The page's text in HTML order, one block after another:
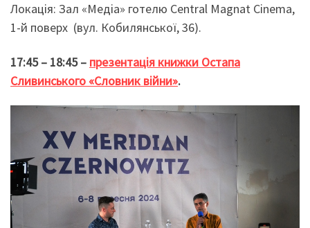
Локація: Зал «Медіа» готелю Central Magnat Cinema,
1-й поверх (вул. Кобилянської, 36).
17:45 – 18:45 – презентація книжки Остапа
Сливинського «Словник війни».